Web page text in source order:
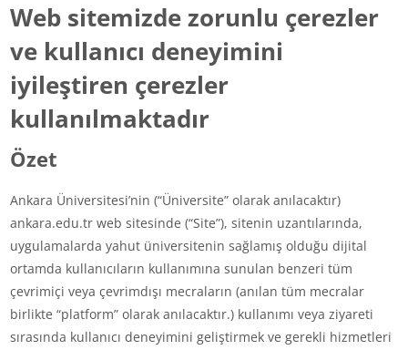
Web sitemizde zorunlu çerezler
ve kullanıcı deneyimini
iyileştiren çerezler
kullanılmaktadır
Özet
Ankara Üniversitesi’nin (“Üniversite” olarak anılacaktır)
ankara.edu.tr web sitesinde (“Site”), sitenin uzantılarında,
uygulamalarda yahut üniversitenin sağlamış olduğu dijital
ortamda kullanıcıların kullanımına sunulan benzeri tüm
çevrimiçi veya çevrimdışı mecraların (anılan tüm mecralar
birlikte “platform” olarak anılacaktır.) kullanımı veya ziyareti
sırasında kullanıcı deneyimini geliştirmek ve gerekli hizmetleri